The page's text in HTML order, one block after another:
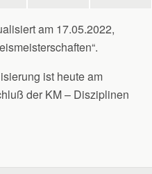
am 17.05.2022,
ist heute am
der KM – Disziplinen